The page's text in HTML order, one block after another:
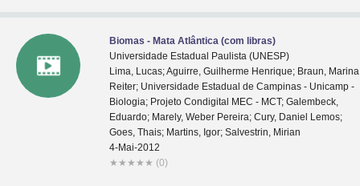
Biomas - Mata Atlântica (com libras)
Universidade Estadual Paulista (UNESP)
Lima, Lucas; Aguirre, Guilherme Henrique; Braun, Marina
Reiter; Universidade Estadual de Campinas - Unicamp -
Biologia; Projeto Condigital MEC - MCT; Galembeck,
Eduardo; Marely, Weber Pereira; Cury, Daniel Lemos;
Goes, Thais; Martins, Igor; Salvestrin, Mirian
4-Mai-2012
★ ★ ★ ★ ★ (0)